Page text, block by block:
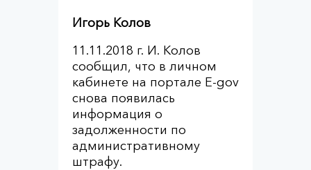
Игорь Колов
11.11.2018 г. И. Колов
сообщил, что в личном
кабинете на портале E-gov
снова появилась
информация о
задолженности по
административному
штрафу.